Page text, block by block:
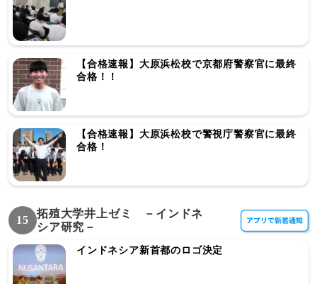
【合格速報】大原浜松校で京都府警察官に最終
合格！！
【合格速報】大原浜松校で警視庁警察官に最終
合格！
15
拓殖大学井上ゼミ －インドネ
シア研究－
インドネシア新首都のロゴ決定